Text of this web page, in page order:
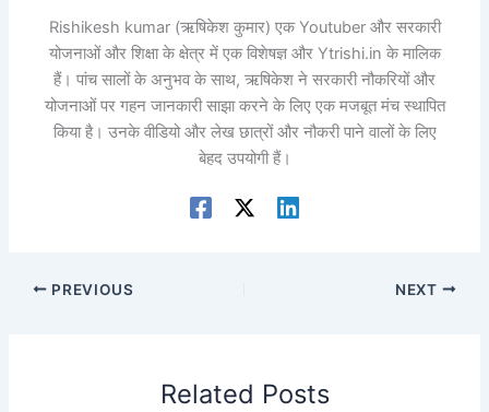
Rishikesh kumar (ऋषिकेश कुमार) एक Youtuber और सरकारी
योजनाओं और शिक्षा के क्षेत्र में एक विशेषज्ञ और Ytrishi.in के मालिक
हैं। पांच सालों के अनुभव के साथ, ऋषिकेश ने सरकारी नौकरियों और
योजनाओं पर गहन जानकारी साझा करने के लिए एक मजबूत मंच स्थापित
किया है। उनके वीडियो और लेख छात्रों और नौकरी पाने वालों के लिए
बेहद उपयोगी हैं।
PREVIOUS NEXT
Related Posts